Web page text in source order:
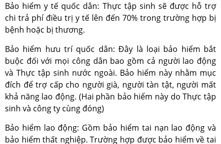
Bảo hiểm y tế quốc dân: Thực tập sinh sẽ được hỗ trợ
chi trả phí điều trị y tế lên đến 70% trong trường hợp bị
bệnh hoặc bị thương.
Bảo hiểm hưu trí quốc dân: Đây là loại bảo hiểm bắt
buộc đối với mọi công dân bao gồm cả người lao động
và Thực tập sinh nước ngoài. Bảo hiểm này nhằm mục
đích để trợ cấp cho người già, người tàn tật, người mất
khả năng lao động. (Hai phần bảo hiểm này do Thực tập
sinh và công ty cùng đóng)
Bảo hiểm lao động: Gồm bảo hiểm tai nạn lao động và
bảo hiểm thất nghiệp. Trường hợp được bảo hiểm về tai